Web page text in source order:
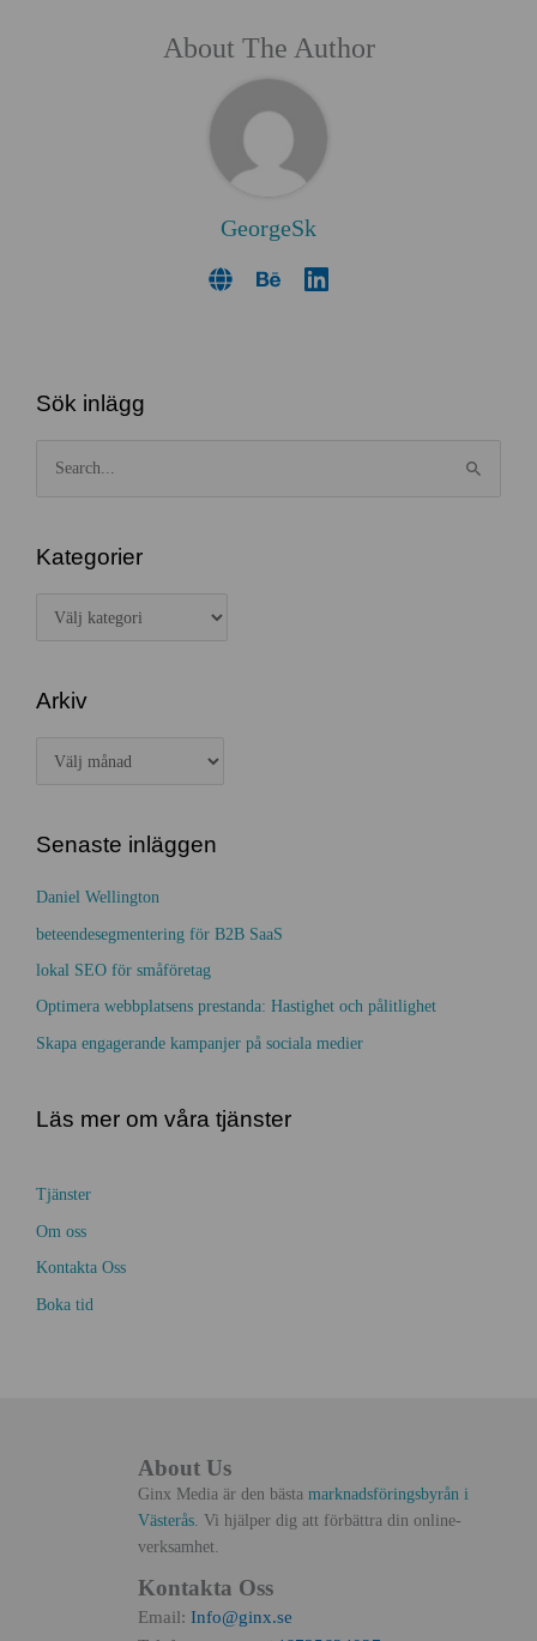
About The Author
GeorgeSk
Sök inlägg
e
:
Kategorier
e
i
r
Arkiv
iSenaste inläggen
Daniel Wellington
beteendesegmentering för B2B SaaS
lokal SEO för småföretag
Optimera webbplatsens prestanda: Hastighet och pålitlighet
Skapa engagerande kampanjer på sociala medier
Läs mer om våra tjänster
Tjänster
Om oss
Kontakta Oss
Boka tid
About Us
Ginx Media är den bästa marknadsföringsbyrån i
Västerås . Vi hjälper dig att förbättra din online-
verksamhet.
Kontakta Oss
Email: Info@ginx.se